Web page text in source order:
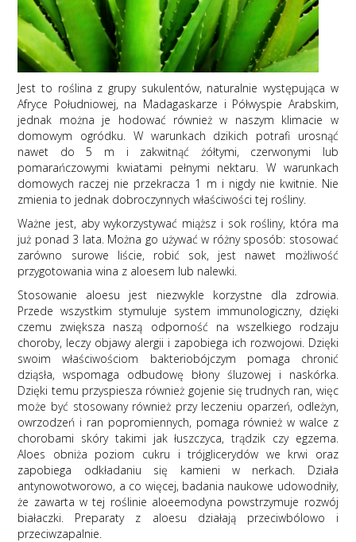
Jest to roślina z grupy sukulentów, naturalnie występująca w
Afryce Południowej, na Madagaskarze i Półwyspie Arabskim,
jednak można je hodować również w naszym klimacie w
domowym ogródku. W warunkach dzikich potrafi urosnąć
nawet do 5 m i zakwitnąć żółtymi, czerwonymi lub
pomarańczowymi kwiatami pełnymi nektaru. W warunkach
domowych raczej nie przekracza 1 m i nigdy nie kwitnie. Nie
zmienia to jednak dobroczynnych właściwości tej rośliny.
Ważne jest, aby wykorzystywać miąższ i sok rośliny, która ma
już ponad 3 lata. Można go używać w różny sposób: stosować
zarówno surowe liście, robić sok, jest nawet możliwość
przygotowania wina z aloesem lub nalewki.
Stosowanie aloesu jest niezwykle korzystne dla zdrowia.
Przede wszystkim stymuluje system immunologiczny, dzięki
czemu zwiększa naszą odporność na wszelkiego rodzaju
choroby, leczy objawy alergii i zapobiega ich rozwojowi. Dzięki
swoim właściwościom bakteriobójczym pomaga chronić
dziąsła, wspomaga odbudowę błony śluzowej i naskórka.
Dzięki temu przyspiesza również gojenie się trudnych ran, więc
może być stosowany również przy leczeniu oparzeń, odleżyn,
owrzodzeń i ran popromiennych, pomaga również w walce z
chorobami skóry takimi jak łuszczyca, trądzik czy egzema.
Aloes obniża poziom cukru i trójglicerydów we krwi oraz
zapobiega odkładaniu się kamieni w nerkach. Działa
antynowotworowo, a co więcej, badania naukowe udowodniły,
że zawarta w tej roślinie aloeemodyna powstrzymuje rozwój
białaczki. Preparaty z aloesu działają przeciwbólowo i
przeciwzapalnie.